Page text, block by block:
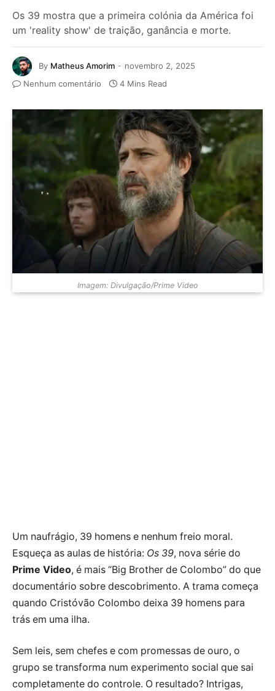
Os 39 mostra que a primeira colónia da América foi
um 'reality show' de traição, ganância e morte.
By Matheus Amorim
novembro 2, 2025
Nenhum comentário
4 Mins Read
Imagem: Divulgação/Prime Video
Um naufrágio, 39 homens e nenhum freio moral.
Esqueça as aulas de história: Os 39, nova série do
Prime Video, é mais “Big Brother de Colombo” do que
documentário sobre descobrimento. A trama começa
quando Cristóvão Colombo deixa 39 homens para
trás em uma ilha.
Sem leis, sem chefes e com promessas de ouro, o
grupo se transforma num experimento social que sai
completamente do controle. O resultado? Intrigas,